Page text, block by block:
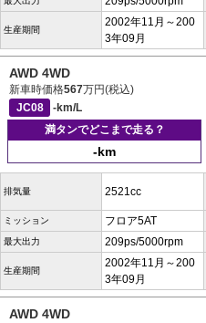
生産期間
2002年11月～200
3年09月
AWD 4WD
新車時価格567万円(税込)
JC08
-km/L
満タンでどこまで走る？
-km
排気量 2521cc
ミッション フロア5AT
最大出力 209ps/5000rpm
生産期間
2002年11月～200
3年09月
AWD 4WD